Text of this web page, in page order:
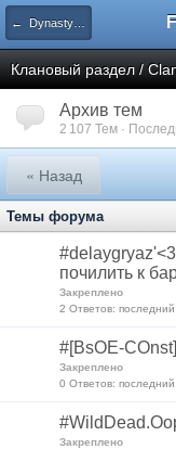
← Dynasty Multicraft x101 - Новый сезон 10 Июля 2026 г. в 20:00 GMT +3 / Opening on July 10 at 20:00 GMT +3
Клановый раздел /
Архив тем
2 107 Тем ·
« Назад
Темы форума
почилить к
Закреплено
2 Ответов:
#[BsOE-
Закреплено
0 Ответов:
Закреплено